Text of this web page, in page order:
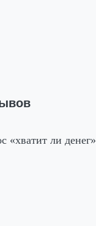
«хватит ли